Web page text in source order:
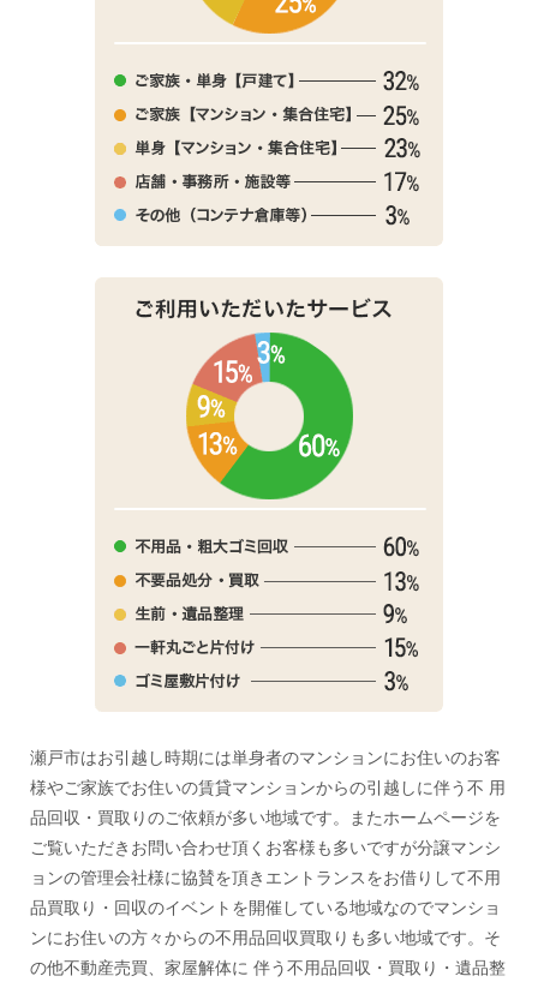
瀬戸市はお引越し時期には単身者のマンションにお住いのお客
様やご家族でお住いの賃貸マンションからの引越しに伴う不 用
品回収・買取りのご依頼が多い地域です。またホームページを
ご覧いただきお問い合わせ頂くお客様も多いですが分譲マンシ
ョンの管理会社様に協賛を頂きエントランスをお借りして不用
品買取り・回収のイベントを開催している地域なのでマンショ
ンにお住いの方々からの不用品回収買取りも多い地域です。そ
の他不動産売買、家屋解体に 伴う不用品回収・買取り・遺品整